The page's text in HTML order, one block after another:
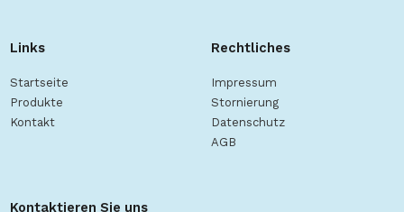
Links
Startseite
Produkte
Kontakt
Rechtliches
Impressum
Stornierung
Datenschutz
AGB
Kontaktieren Sie uns